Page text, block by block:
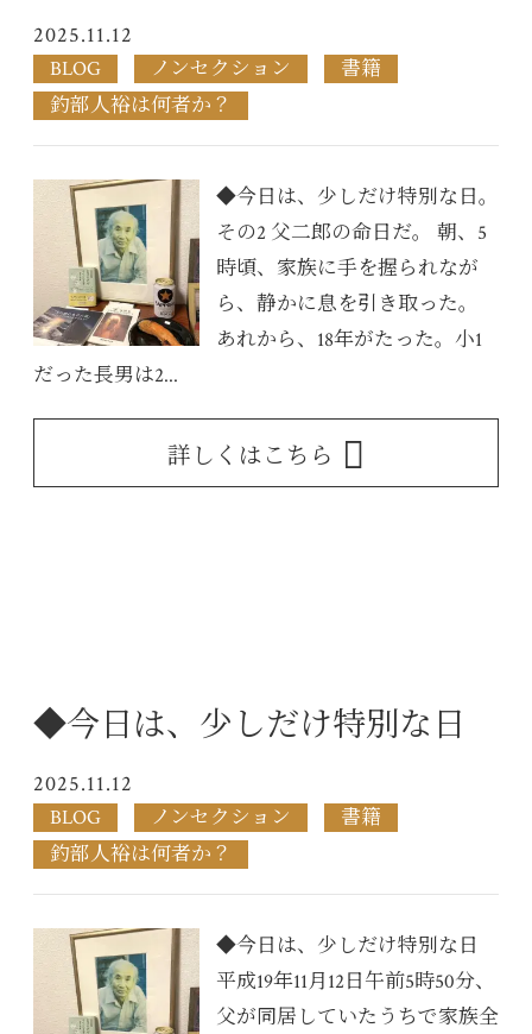
2025.11.12
BLOG ノンセクション
書籍
釣部人裕は何者か？
◆今日は、少しだけ特別な日。
その2 父二郎の命日だ。 朝、5
時頃、家族に手を握られなが
ら、静かに息を引き取った。
あれから、18年がたった。小1
だった長男は2...
詳しくはこちら
◆今日は、少しだけ特別な日
2025.11.12
BLOG ノンセクション
書籍
釣部人裕は何者か？
◆今日は、少しだけ特別な日
平成19年11月12日午前5時50分、
父が同居していたうちで家族全